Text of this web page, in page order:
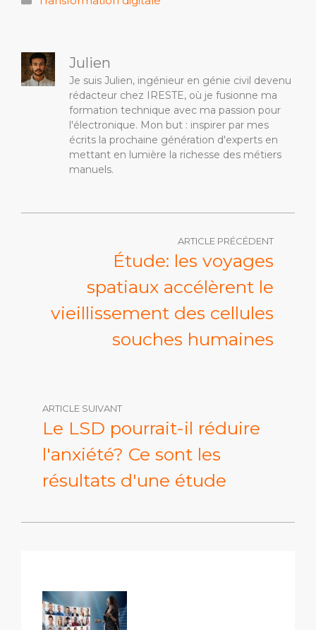
Julien
Je suis Julien, ingénieur en génie civil devenu
rédacteur chez IRESTE, où je fusionne ma
formation technique avec ma passion pour
l'électronique. Mon but : inspirer par mes
écrits la prochaine génération d'experts en
mettant en lumière la richesse des métiers
manuels.
ARTICLE PRÉCÉDENT
Étude: les voyages
spatiaux accélèrent le
vieillissement des cellules
souches humaines
ARTICLE SUIVANT
Le LSD pourrait-il réduire
l'anxiété? Ce sont les
résultats d'une étude